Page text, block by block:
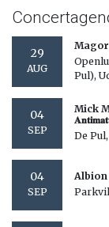
29
AUG
Pul),
04
SEP
Mick
De
04
SEP
Albion